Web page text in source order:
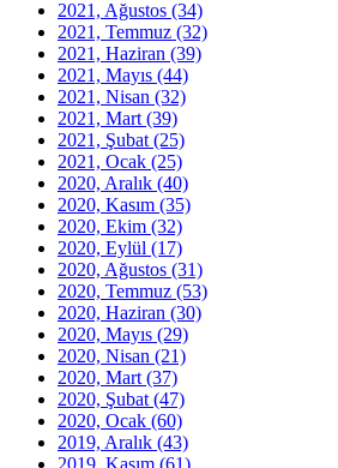
2021, Ağustos (34)
2021, Temmuz (32)
2021, Haziran (39)
2021, Mayıs (44)
2021, Nisan (32)
2021, Mart (39)
2021, Şubat (25)
2021, Ocak (25)
2020, Aralık (40)
2020, Kasım (35)
2020, Ekim (32)
2020, Eylül (17)
2020, Ağustos (31)
2020, Temmuz (53)
2020, Haziran (30)
2020, Mayıs (29)
2020, Nisan (21)
2020, Mart (37)
2020, Şubat (47)
2020, Ocak (60)
2019, Aralık (43)
2019, Kasım (61)